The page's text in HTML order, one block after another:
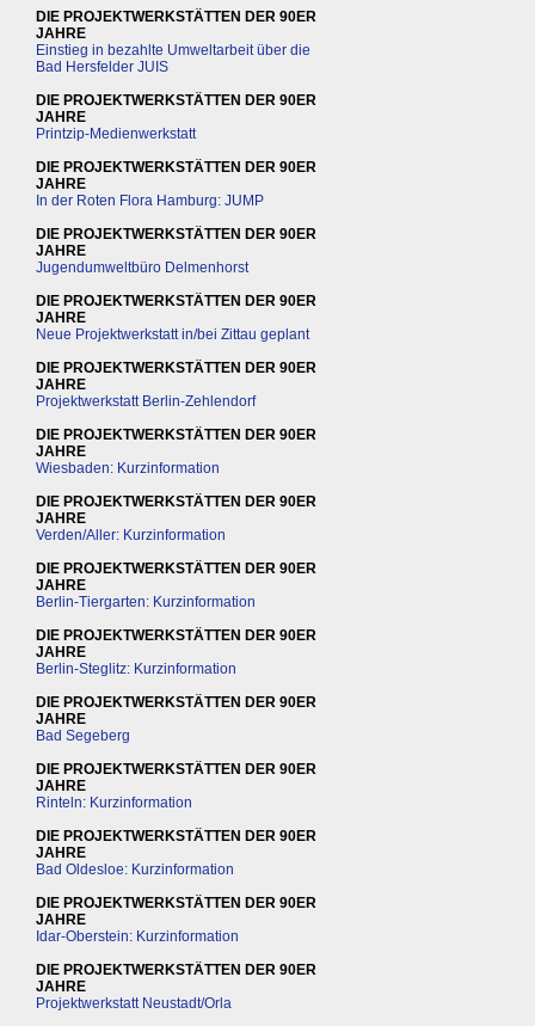
DIE PROJEKTWERKSTÄTTEN DER 90ER
JAHRE
Einstieg in bezahlte Umweltarbeit über die
Bad Hersfelder JUIS
DIE PROJEKTWERKSTÄTTEN DER 90ER
JAHRE
Printzip-Medienwerkstatt
DIE PROJEKTWERKSTÄTTEN DER 90ER
JAHRE
In der Roten Flora Hamburg: JUMP
DIE PROJEKTWERKSTÄTTEN DER 90ER
JAHRE
Jugendumweltbüro Delmenhorst
DIE PROJEKTWERKSTÄTTEN DER 90ER
JAHRE
Neue Projektwerkstatt in/bei Zittau geplant
DIE PROJEKTWERKSTÄTTEN DER 90ER
JAHRE
Projektwerkstatt Berlin-Zehlendorf
DIE PROJEKTWERKSTÄTTEN DER 90ER
JAHRE
Wiesbaden: Kurzinformation
DIE PROJEKTWERKSTÄTTEN DER 90ER
JAHRE
Verden/Aller: Kurzinformation
DIE PROJEKTWERKSTÄTTEN DER 90ER
JAHRE
Berlin-Tiergarten: Kurzinformation
DIE PROJEKTWERKSTÄTTEN DER 90ER
JAHRE
Berlin-Steglitz: Kurzinformation
DIE PROJEKTWERKSTÄTTEN DER 90ER
JAHRE
Bad Segeberg
DIE PROJEKTWERKSTÄTTEN DER 90ER
JAHRE
Rinteln: Kurzinformation
DIE PROJEKTWERKSTÄTTEN DER 90ER
JAHRE
Bad Oldesloe: Kurzinformation
DIE PROJEKTWERKSTÄTTEN DER 90ER
JAHRE
Idar-Oberstein: Kurzinformation
DIE PROJEKTWERKSTÄTTEN DER 90ER
JAHRE
Projektwerkstatt Neustadt/Orla